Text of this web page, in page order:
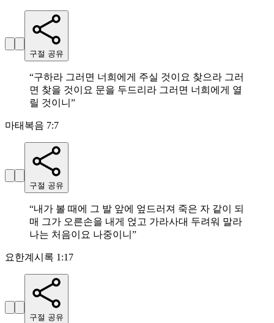
구절 공유
“구하라 그러면 너희에게 주실 것이요 찾으라 그러
면 찾을 것이요 문을 두드리라 그러면 너희에게 열
릴 것이니 ”
마태복음 7:7
구절 공유
“내가 볼 때에 그 발 앞에 엎드러져 죽은 자 같이 되
매 그가 오른손을 내게 얹고 가라사대 두려워 말라
나는 처음이요 나중이니 ”
요한계시록 1:17
구절 공유